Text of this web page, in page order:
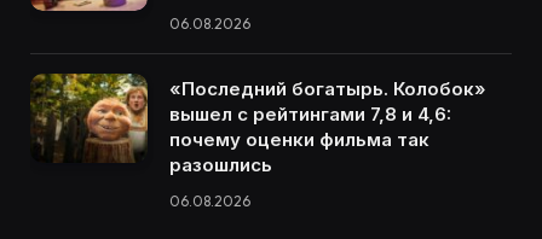
06.08.2026
«Последний богатырь. Колобок»
вышел с рейтингами 7,8 и 4,6:
почему оценки фильма так
разошлись
06.08.2026